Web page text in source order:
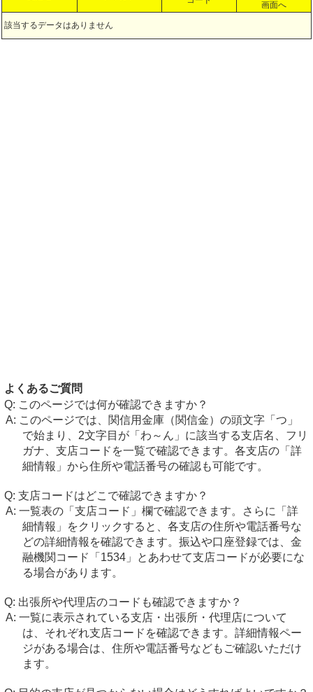
画面へ
該当するデータはありません
よくあるご質問
このページでは何が確認できますか？
このページでは、関信用金庫（関信金）の頭文字「つ」
で始まり、2文字目が「わ～ん」に該当する支店名、フリ
ガナ、支店コードを一覧で確認できます。各支店の「詳
細情報」から住所や電話番号の確認も可能です。
支店コードはどこで確認できますか？
一覧表の「支店コード」欄で確認できます。さらに「詳
細情報」をクリックすると、各支店の住所や電話番号な
どの詳細情報を確認できます。振込や口座登録では、金
融機関コード「1534」とあわせて支店コードが必要にな
る場合があります。
出張所や代理店のコードも確認できますか？
一覧に表示されている支店・出張所・代理店について
は、それぞれ支店コードを確認できます。詳細情報ペー
ジがある場合は、住所や電話番号などもご確認いただけ
ます。